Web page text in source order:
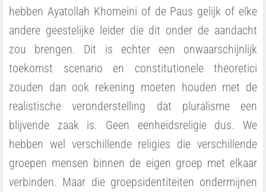
hebben Ayatollah Khomeini of de Paus gelijk of elke
andere geestelijke leider die dit onder de aandacht
zou brengen. Dit is echter een onwaarschijnlijk
toekomst scenario en constitutionele theoretici
zouden dan ook rekening moeten houden met de
realistische veronderstelling dat pluralisme een
blijvende zaak is. Geen eenheidsreligie dus. We
hebben wel verschillende religies die verschillende
groepen mensen binnen de eigen groep met elkaar
verbinden. Maar die groepsidentiteiten ondermijnen